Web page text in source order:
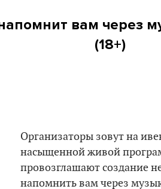
вам через
(18+)
Организаторы зовут на
насыщенной живой
провозглашают создание
напомнить вам через